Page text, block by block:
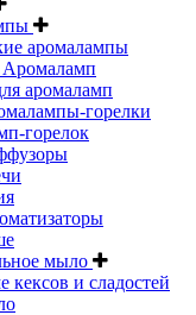
аромалампы
аромаламп
горелки
горелок
мыло
и сладостей